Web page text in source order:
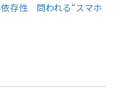
存性 問われる“スマホ